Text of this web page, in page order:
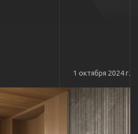
1 октября 2024 г.